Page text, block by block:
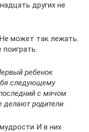
других не
может так лежать.
ребенок
следующему
с мячом
делают родители.
И в них